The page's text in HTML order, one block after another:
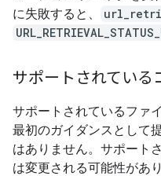
に失敗すると、
サポートされている
サポートされているファ
最初のガイダンスとして
はありません。サポート
は変更される可能性があ